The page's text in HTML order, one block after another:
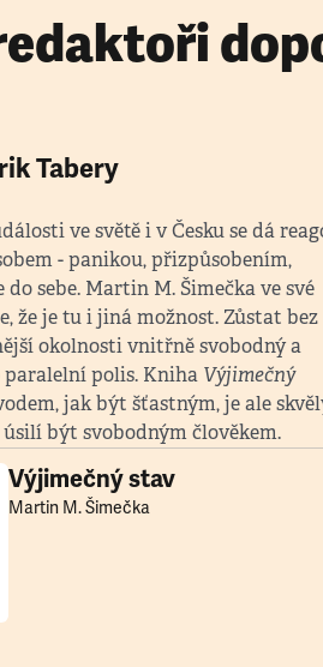
Tabery
ve světě i v Česku se dá
- panikou, přizpůsobením,
do sebe. Martin M. Šimečka ve své
že je tu i jiná možnost. Zůstat bez
okolnosti vnitřně svobodný a
paralelní polis. Kniha Výjimečný
jak být šťastným, je ale
být svobodným člověkem.
Výjimečný stav
Martin M. Šimečka